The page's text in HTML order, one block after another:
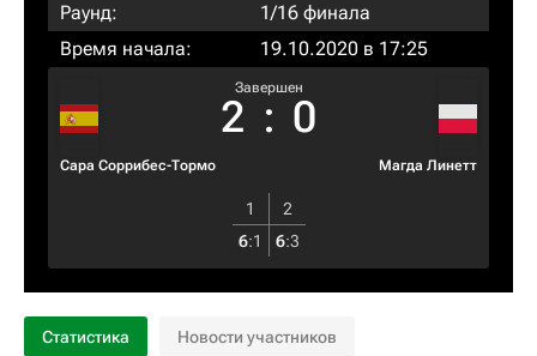
Раунд:
1/16 финала
Время начала:
19.10.2020 в 17:25
Сара Соррибес-Тормо
Завершен
2 : 0
Магда Линетт
1
2
6:1 6:3
Статистика Новости участников